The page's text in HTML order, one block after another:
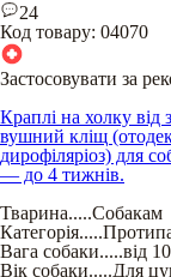
24
Код товару: 04070
Застосовувати за
Краплі на холку від
вушний кліщ
дирофіляріоз) для
— до 4 тижнів.
Тварина.....Собакам
Категорія.....
Вага собаки.....від
Вік собаки.....Для